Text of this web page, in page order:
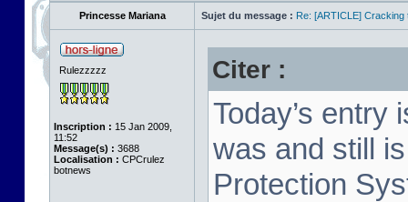
Princesse Mariana Sujet du message : Re: [ARTICLE] Cracking
Rulezzzzz
Inscription : 15 Jan 2009,
11:52
Message(s) : 3688
Localisation : CPCrulez
botnews
Citer :
Today’s entry
was and still
Protection